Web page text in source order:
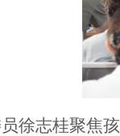
徐志桂聚焦